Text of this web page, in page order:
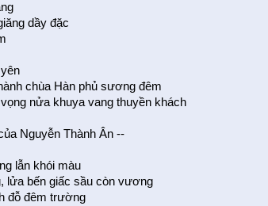
dầy đặc
chùa Hàn phủ sương đêm
nửa khuya vang thuyền khách
Nguyễn Thành Ân --
lẫn khói màu
lửa bến giấc sầu còn vương
đỗ đêm trường